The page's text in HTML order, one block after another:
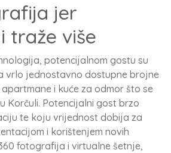
jer
traže više
potencijalnom gostu su
vrlo jednostavno dostupne brojne
i kuće za odmor što se
Korčuli. Potencijalni gost brzo
te koju vrijednost dobija za
i korištenjem novih
fotografija i virtualne šetnje,